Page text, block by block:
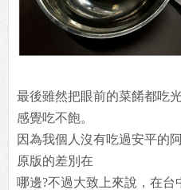
最後雖然把眼前的菜餚都吃
感覺吃不飽。
因為我個人沒有吃過安平的
原版的差別在
哪邊?不過大致上來說，在